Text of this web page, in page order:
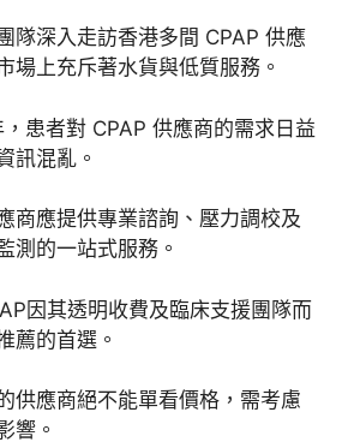
隊深入走訪香港多間 CPAP 供應
場上充斥著水貨與低質服務。
患者對 CPAP 供應商的需求日益
訊混亂。
商應提供專業諮詢、壓力調校及
測的一站式服務。
因其透明收費及臨床支援團隊而
薦的首選。
供應商絕不能單看價格，需考慮
響。